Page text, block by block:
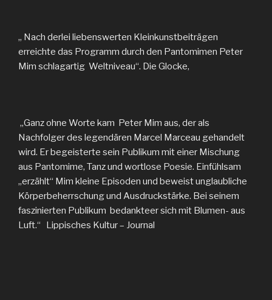
„ Nach derlei liebenswerten Kleinkunstbeiträgen
erreichte das Programm durch den Pantomimen Peter
Mim schlagartig Weltniveau“. Die Glocke,
„Ganz ohne Worte kam Peter Mim aus, der als
Nachfolger des legendären Marcel Marceau gehandelt
wird. Er begeisterte sein Publikum mit einer Mischung
aus Pantomime, Tanz und wortlose Poesie. Einfühlsam
„erzählt“ Mim kleine Episoden und beweist unglaubliche
Körperbeherrschung und Ausdruckstärke. Bei seinem
faszinierten Publikum bedankteer sich mit Blumen- aus
Luft.“ Lippisches Kultur – Journal